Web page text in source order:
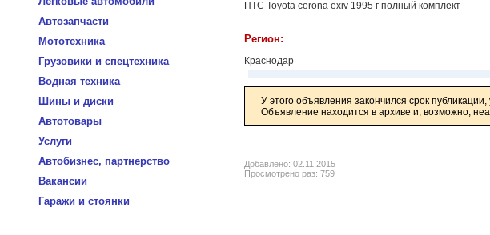
Автозапчасти
Мототехника
Грузовики и спецтехника
Водная техника
Шины и диски
Автотовары
Услуги
Автобизнес, партнерство
Вакансии
Гаражи и стоянки
ПТС Toyota corona exiv 1995 г полный комплект
Регион:
Краснодар
У этого объявления закончился срок
Объявление находится в архиве и, возможно,
Добавлено: 02.11.2015
Просмотрено раз: 759